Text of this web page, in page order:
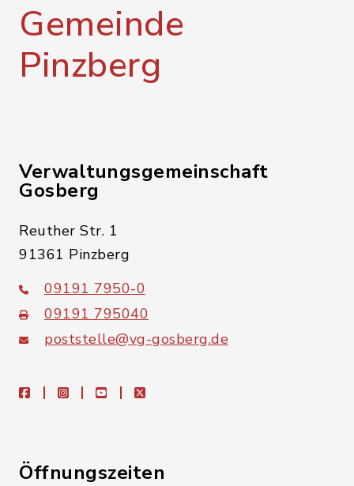
Gemeinde
Pinzberg
Verwaltungsgemeinschaft
Gosberg
Reuther Str. 1
91361 Pinzberg
09191 7950-0
09191 795040
poststelle@vg-gosberg.de
facebookinstagramyoutubeX
Öffnungszeiten